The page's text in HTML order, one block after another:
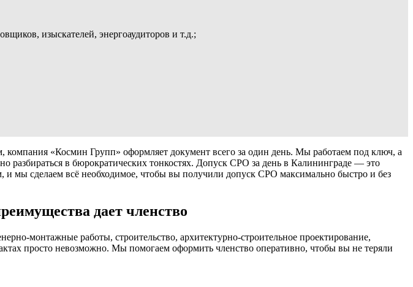
изыскателей, энергоаудиторов и т.д.;
«Космин Групп» оформляет документ всего за один день. Мы работаем под ключ, а
разбираться в бюрократических тонкостях. Допуск СРО за день в Калининграде — это
и мы сделаем всё необходимое, чтобы вы получили допуск СРО максимально быстро и без
дает членство
монтажные работы, строительство, архитектурно-строительное проектирование,
просто невозможно. Мы помогаем оформить членство оперативно, чтобы вы не теряли